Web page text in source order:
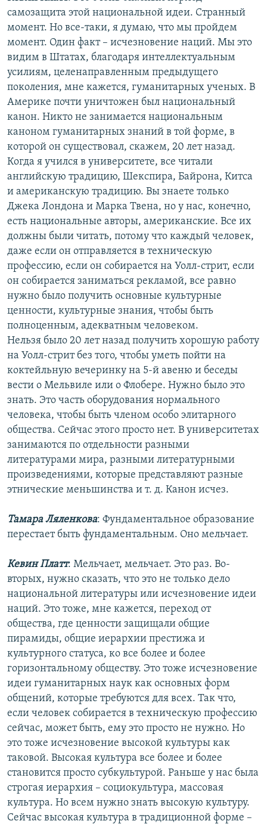
самозащита этой национальной идеи. Странный
момент. Но все-таки, я думаю, что мы пройдем
момент. Один факт – исчезновение наций. Мы это
видим в Штатах, благодаря интеллектуальным
усилиям, целенаправленным предыдущего
поколения, мне кажется, гуманитарных ученых. В
Америке почти уничтожен был национальный
канон. Никто не занимается национальным
каноном гуманитарных знаний в той форме, в
которой он существовал, скажем, 20 лет назад.
Когда я учился в университете, все читали
английскую традицию, Шекспира, Байрона, Китса
и американскую традицию. Вы знаете только
Джека Лондона и Марка Твена, но у нас, конечно,
есть национальные авторы, американские. Все их
должны были читать, потому что каждый человек,
даже если он отправляется в техническую
профессию, если он собирается на Уолл-стрит, если
он собирается заниматься рекламой, все равно
нужно было получить основные культурные
ценности, культурные знания, чтобы быть
полноценным, адекватным человеком.
Нельзя было 20 лет назад получить хорошую работу
на Уолл-стрит без того, чтобы уметь пойти на
коктейльную вечеринку на 5-й авеню и беседы
вести о Мельвиле или о Флобере. Нужно было это
знать. Это часть оборудования нормального
человека, чтобы быть членом особо элитарного
общества. Сейчас этого просто нет. В университетах
занимаются по отдельности разными
литературами мира, разными литературными
произведениями, которые представляют разные
этнические меньшинства и т. д. Канон исчез.
Тамара Ляленкова: Фундаментальное образование
перестает быть фундаментальным. Оно мельчает.
Кевин Платт: Мельчает, мельчает. Это раз. Во-
вторых, нужно сказать, что это не только дело
национальной литературы или исчезновение идеи
наций. Это тоже, мне кажется, переход от
общества, где ценности защищали общие
пирамиды, общие иерархии престижа и
культурного статуса, ко все более и более
горизонтальному обществу. Это тоже исчезновение
идеи гуманитарных наук как основных форм
общений, которые требуются для всех. Так что,
если человек собирается в техническую профессию
сейчас, может быть, ему это просто не нужно. Но
это тоже исчезновение высокой культуры как
таковой. Высокая культура все более и более
становится просто субкультурой. Раньше у нас была
строгая иерархия – социокультура, массовая
культура. Но всем нужно знать высокую культуру.
Сейчас высокая культура в традиционной форме –